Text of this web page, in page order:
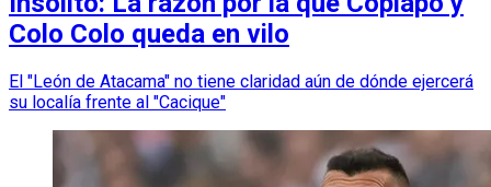
Colo Colo queda en vilo
El "León de Atacama" no tiene claridad aún de dónde ejercerá
su localía frente al "Cacique"